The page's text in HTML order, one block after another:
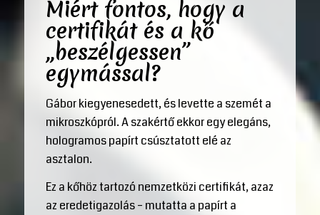
Miért fontos, hogy a
certifikát és a kő
„beszélgessen”
egymással?
Gábor kiegyenesedett, és levette a szemét a
mikroszkópról. A szakértő ekkor egy elegáns,
hologramos papírt csúsztatott elé az
asztalon.
Ez a kőhöz tartozó nemzetközi certifikát, azaz
az eredetigazolás – mutatta a papírt a